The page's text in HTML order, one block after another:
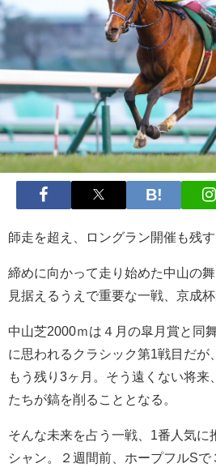
師走を超え、ロングラン開催も残す
締めに向かって走り始めた中山の
見据えるうえで重要な一戦、京成杯
中山芝2000ｍは４月の皐月賞と同
に思われるクラシック第1戦目だが
もう残り3ヶ月。そう遠くない将来
たちが鎬を削ることとなる。
そんな未来を占う一戦、1番人気に
シャン。２週間前、ホープフルS